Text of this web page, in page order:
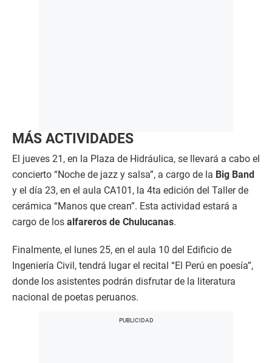
MÁS ACTIVIDADES
El jueves 21, en la Plaza de Hidráulica, se llevará a cabo el
concierto “Noche de jazz y salsa”, a cargo de la Big Band
y el día 23, en el aula CA101, la 4ta edición del Taller de
cerámica “Manos que crean”. Esta actividad estará a
cargo de los alfareros de Chulucanas.
Finalmente, el lunes 25, en el aula 10 del Edificio de
Ingeniería Civil, tendrá lugar el recital “El Perú en poesía”,
donde los asistentes podrán disfrutar de la literatura
nacional de poetas peruanos.